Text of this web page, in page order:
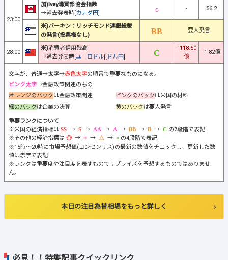
23:00
加)Ivey購買部協会指数
→過去発表時[カナダ円]
- 56.2
米)バーキン：リッチモンド連銀総裁
の発言(投票権なし)
要人発言
28:00
米)消費者信用残高
→過去発表時[ユーロドル][ ドル円]
+118.50
億
-1.82億
文字が、普通→太字→赤色太字の順番で重要なものになる。
ピンク太字→金融政策関連のもの
オレンジのバックは金融政策関連 ピンクのバックは米国の材料
緑のバックは企業の決算 黄のバックは要人発言
重要ランクについて
※米国の経済指標は
→ → → → → →
の7段階で表記
※その他の経済指標は
→ → →
の4段階で表記
※15時～20時に市場予想値(コンセンサス)の最新の数値をチェックし、更新した数
値は赤字で表記
※ランクは重要度や注目度を表すものでサプライズを予想するものではありませ
ん。
本日の注目為替相場をもっと詳しく